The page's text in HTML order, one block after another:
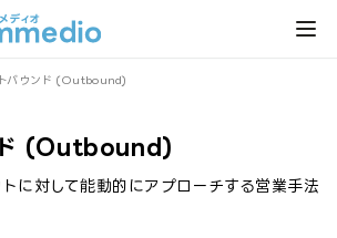
バウンド (Outbound)
ド (Outbound)
に対して能動的にアプローチする営業手法